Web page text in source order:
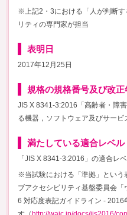
※上記2・3における「人が判断
リティの専門家が担当
表明日
2017年12月25日
規格の規格番号及び改正
JIS X 8341-3:2016「高齢者・障
る機器，ソフトウェア及びサービ
満たしている適合レベル
「JIS X 8341-3:2016」の適合レ
※当試験における「準拠」という
ブアクセシビリティ基盤委員会
6 対応度表記ガイドライン - 2016